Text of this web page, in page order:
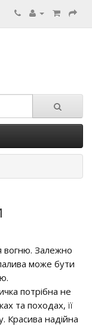
вогню. Залежно
може бути
потрібна не
та походах, її
Красива надійна